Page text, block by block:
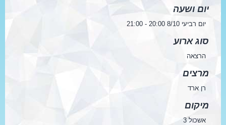
יום ושעה
יום רביעי 8/10 20:00 - 21:00
סוג ארוע
הרצאה
מרצים
רן ארד
מיקום
אשכול 3